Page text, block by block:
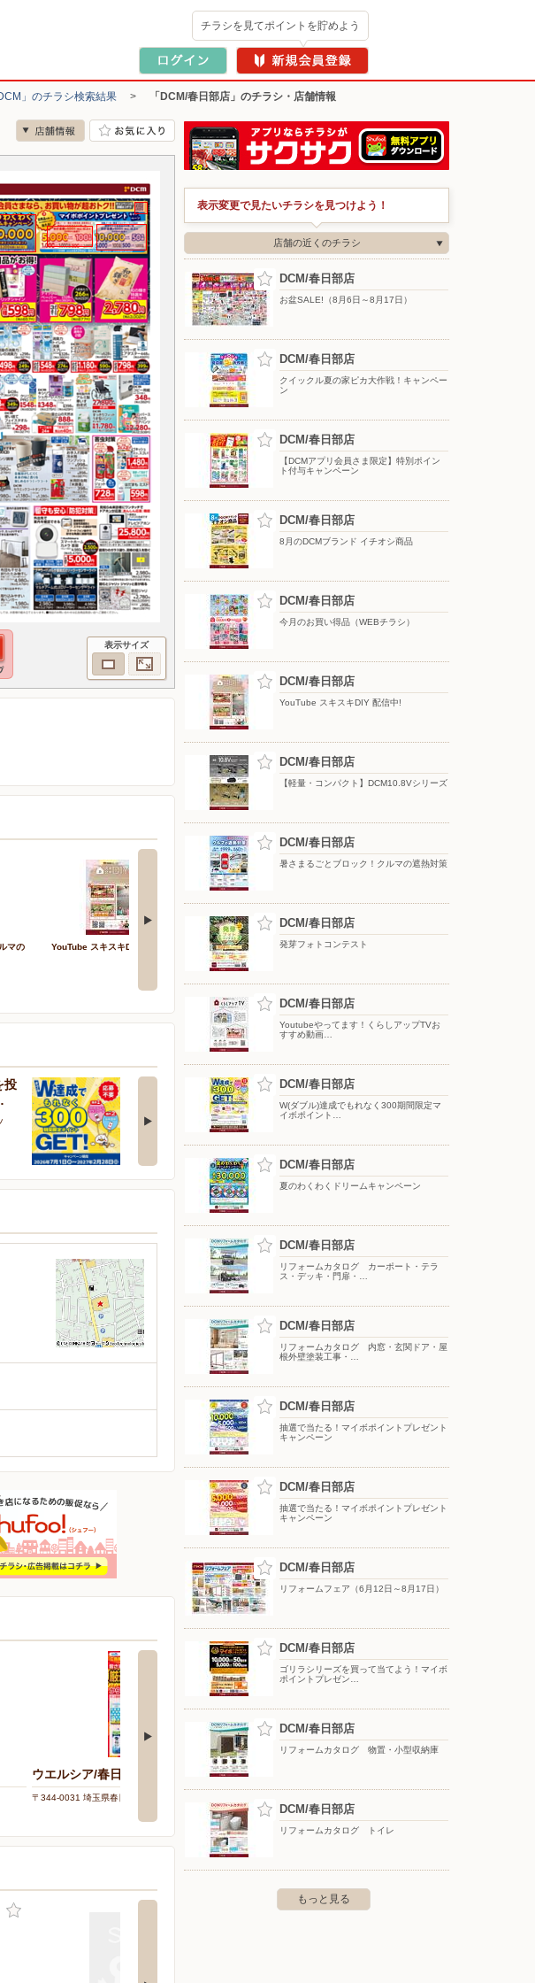
チラシを見てポイントを貯めよう
DCM」のチラシ検索結果 > 「DCM/春日部店」のチラシ・店舗情報
表示サイズ
マの
YouTube スキスキDIY 配信中!
【DCMアプリ会員さま限定】特別
ポイント付与キャンペーン
投
W(ダブル)達成でもれな
く300期間限定マ…
【キャンペーン対象】 ・キ
ャンペーン期間中に…
ンスに！夏のわく…
ウエルシア/春日部一ノ割店
〒344-0031 埼玉県春日部市一ノ割1-11-20
表示変更で見たいチラシを見つけよう！
店舗の近くのチラシ
DCM/春日部店
お盆SALE!（8月6日～8月17日）
DCM/春日部店
クイックル夏の家ピカ大作戦！キャンペー
ン
DCM/春日部店
【DCMアプリ会員さま限定】特別ポイン
ト付与キャンペーン
DCM/春日部店
8月のDCMブランド イチオシ商品
DCM/春日部店
今月のお買い得品（WEBチラシ）
DCM/春日部店
YouTube スキスキDIY 配信中!
DCM/春日部店
【軽量・コンパクト】DCM10.8Vシリーズ
DCM/春日部店
暑さまるごとブロック！クルマの遮熱対策
DCM/春日部店
発芽フォトコンテスト
DCM/春日部店
Youtubeやってます！くらしアップTVお
すすめ動画…
DCM/春日部店
W(ダブル)達成でもれなく300期間限定マ
イボポイント…
DCM/春日部店
夏のわくわくドリームキャンペーン
DCM/春日部店
リフォームカタログ カーポート・テラ
ス・デッキ・門扉・…
DCM/春日部店
リフォームカタログ 内窓・玄関ドア・屋
根外壁塗装工事・…
DCM/春日部店
抽選で当たる！マイボポイントプレゼント
キャンペーン
DCM/春日部店
抽選で当たる！マイボポイントプレゼント
キャンペーン
DCM/春日部店
リフォームフェア（6月12日～8月17日）
DCM/春日部店
ゴリラシリーズを買って当てよう！マイボ
ポイントプレゼン…
DCM/春日部店
リフォームカタログ 物置・小型収納庫
DCM/春日部店
リフォームカタログ トイレ
もっと見る